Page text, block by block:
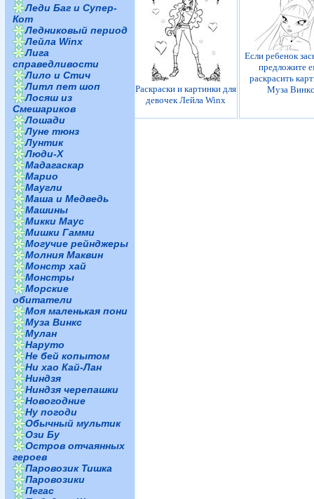
Леди Баг и Супер-
Кот
Ледниковый период
Лейла Winx
Лига
справедливости
Лило и Стич
Литл пет шоп
Лосяш из
Смешариков
Лошади
Луне тюнз
Лунтик
Люди-Х
Мадагаскар
Марио
Маугли
Маша и Медведь
Машины
Микки Маус
Мишки Гамми
Могучие рейнджеры
Молния Маквин
Монстр хай
Монстры
Морские
обитатели
Моя маленькая пони
Муза Винкс
Мулан
Наруто
Не бей копытом
Ни хао Кай-Лан
Ниндзя
Ниндзя черепашки
Новогодние
Ну погоди
Обычный мультик
Ози Бу
Остров отчаянных
героев
Паровозик Тишка
Паровозики
Пегас
Раскраски и картинки для
девочек Лейла Winx
Если ребенок
предложите
раскрасить
Муза Винкс